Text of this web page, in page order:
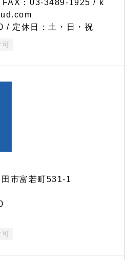
：03-3489-1925 / k
/ 定休日：土・日・祝
可
市富若町531-1
可